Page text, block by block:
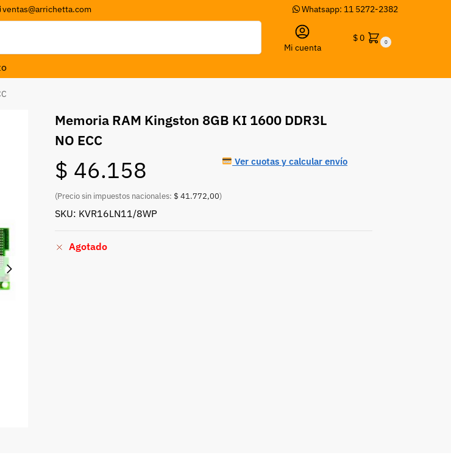
ventas@arrichetta.com Whatsapp: 11 5272-2382
Mi cuenta
$0 0
Memoria RAM Kingston 8GB KI 1600 DDR3L
NO ECC
$ 46.158
(Precio sin impuestos nacionales: $ 41.772,00)
Ver cuotas y calcular envío
SKU: KVR16LN11/8WP
Agotado